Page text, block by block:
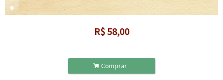
R$58,00
. Comprar